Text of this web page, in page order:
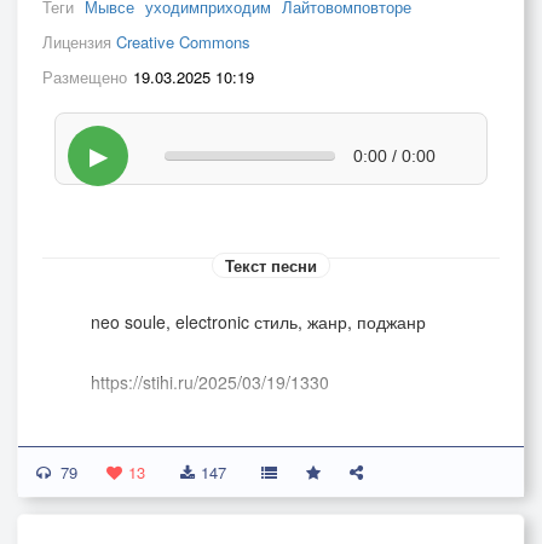
Теги Мывсе уходимприходим Лайтовомповторе
Лицензия Creative Commons
Размещено 19.03.2025 10:19
▶ 0:00 / 0:00
Текст песни
neo soule, electronic стиль, жанр, поджанр
https://stihi.ru/2025/03/19/1330
Мы все уходим и приходим
Мы все живём и не живём
Мы все на лайтовом повторе
79 13 147